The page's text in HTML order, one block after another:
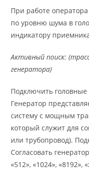
При работе
по уровню шума в
индикатору
Активный поиск:
генератора)
Подключить
Генератор
систему с мощным
который служит для
или трубопровод).
Согласовать
«512», «1024»,